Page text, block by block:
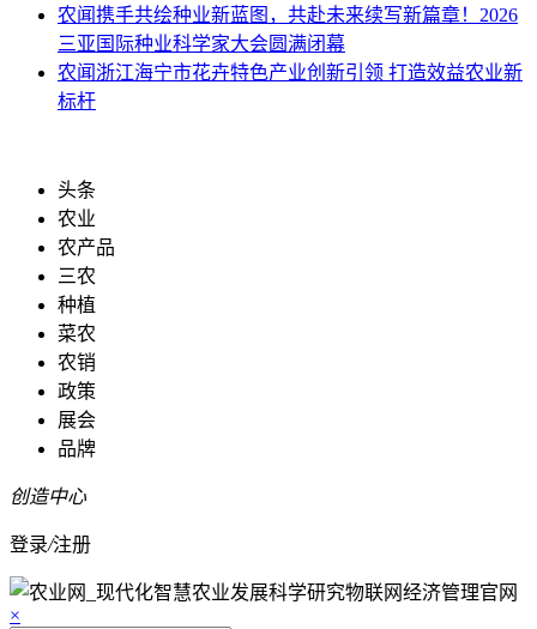
农闻携手共绘种业新蓝图，共赴未来续写新篇章！2026
三亚国际种业科学家大会圆满闭幕
农闻 浙江海宁市花卉特色产业创新引领 打造效益农业新
标杆
头条
农业
农产品
三农
种植
菜农
农销
政策
展会
品牌
创造中心
登录/注册
×